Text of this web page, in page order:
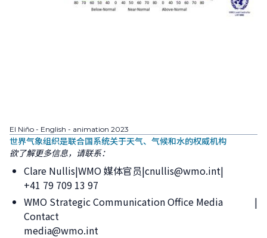
El Niño - English - animation 2023
世界气象组织是联合国系统关于天气、气候和水的权威机构
欲了解更多信息，请联系：
Clare Nullis WMO 媒体官员 cnullis@wmo.int
+41 79 709 13 97
WMO Strategic Communication Office Media
Contact
media@wmo.int